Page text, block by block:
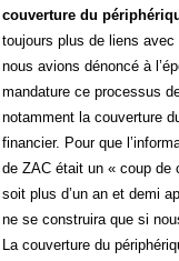
couverture du
toujours plus de liens
nous avions dénoncé à
mandature ce processus
notamment la couverture
financier. Pour que
de ZAC était un « coup de
soit plus d’un an et demi
ne se construira que si
La couverture du